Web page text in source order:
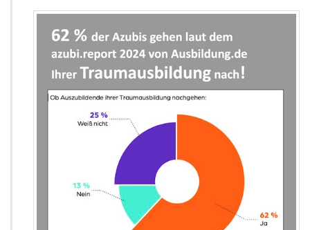
r
s
b
u
s
z
u
b